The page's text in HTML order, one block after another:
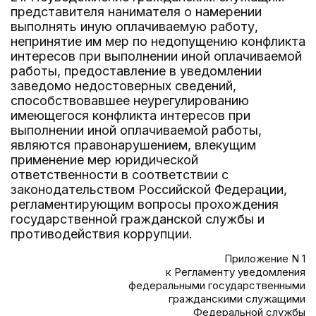
представителя нанимателя о намерении
выполнять иную оплачиваемую работу,
непринятие им мер по недопущению конфликта
интересов при выполнении иной оплачиваемой
работы, предоставление в уведомлении
заведомо недостоверных сведений,
способствовавшее неурегулированию
имеющегося конфликта интересов при
выполнении иной оплачиваемой работы,
являются правонарушением, влекущим
применение мер юридической
ответственности в соответствии с
законодательством Российской Федерации,
регламентирующим вопросы прохождения
государственной гражданской службы и
противодействия коррупции.
Приложение N 1
к Регламенту уведомления
федеральными государственными
гражданскими служащими
Федеральной службы